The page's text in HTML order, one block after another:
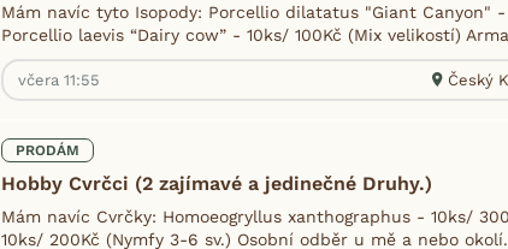
Mám navíc tyto Isopody: Porcellio dilatatus "Giant Canyon"
Porcellio laevis “Dairy cow” - 10ks/ 100Kč (Mix velikostí)
včera 11:55 Český
PRODÁM
Hobby Cvrčci (2 zajímavé a jedinečné Druhy.)
Mám navíc Cvrčky: Homoeogryllus xanthographus - 10ks/
10ks/ 200Kč (Nymfy 3-6 sv.) Osobní odběr u mě a nebo